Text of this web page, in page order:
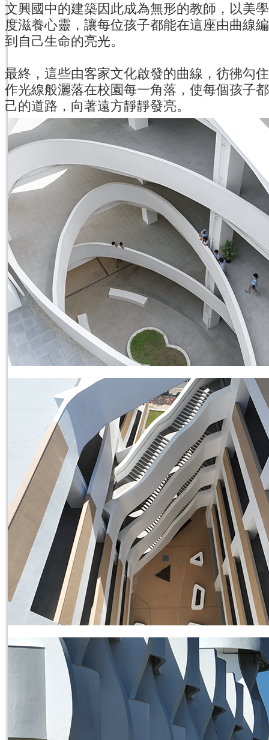
文興國中的建築因此成為無形的教師，以美
度滋養心靈，讓每位孩子都能在這座由曲線
到自己生命的亮光。
最終，這些由客家文化啟發的曲線，彷彿勾
作光線般灑落在校園每一角落，使每個孩子
己的道路，向著遠方靜靜發亮。